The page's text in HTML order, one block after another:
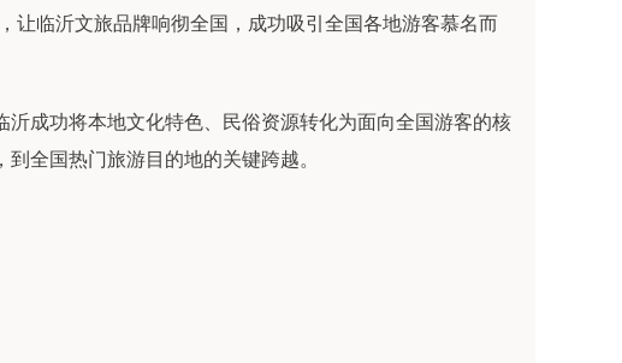
让临沂文旅品牌响彻全国，成功吸引全国各地游客慕名而
成功将本地文化特色、民俗资源转化为面向全国游客的核
全国热门旅游目的地的关键跨越。